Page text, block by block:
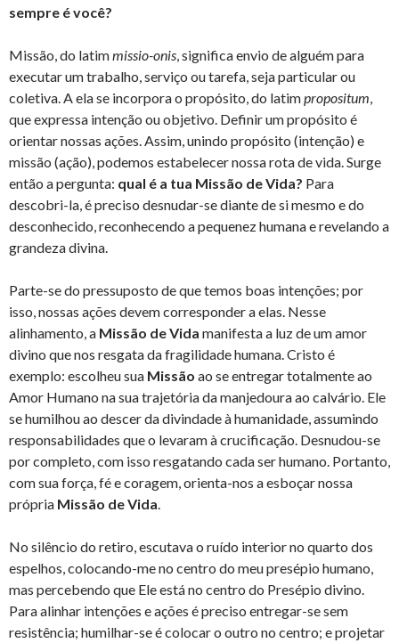
sempre é você?
Missão, do latimmissio-onis , significa envio de alguém para
executar um trabalho, serviço ou tarefa, seja particular ou
coletiva. A ela se incorpora o propósito, do latimpropositum
que expressa intenção ou objetivo. Definir um propósito é
orientar nossas ações. Assim, unindo propósito (intenção) e
missão (ação), podemos estabelecer nossa rota de vida. Surge
então a pergunta: qual é a tua Missão de Vida? Para
descobri-la, é preciso desnudar-se diante de si mesmo e do
desconhecido, reconhecendo a pequenez humana e revelando a
grandeza divina.
Parte-se do pressuposto de que temos boas intenções; por
isso, nossas ações devem corresponder a elas. Nesse
alinhamento, a Missão de Vida manifesta a luz de um amor
divino que nos resgata da fragilidade humana. Cristo é
exemplo: escolheu sua Missão ao se entregar totalmente ao
Amor Humano na sua trajetória da manjedoura ao calvário. Ele
se humilhou ao descer da divindade à humanidade, assumindo
responsabilidades que o levaram à crucificação. Desnudou-se
por completo, com isso resgatando cada ser humano. Portanto,
com sua força, fé e coragem, orienta-nos a esboçar nossa
própria Missão de Vida
No silêncio do retiro, escutava o ruído interior no quarto dos
espelhos, colocando-me no centro do meu presépio humano,
mas percebendo que Ele está no centro do Presépio divino.
Para alinhar intenções e ações é preciso entregar-se sem
resistência; humilhar-se é colocar o outro no centro; e projetar